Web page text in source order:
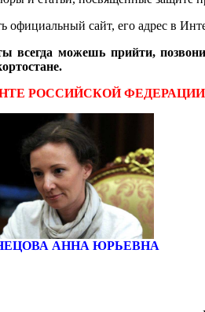
официальный сайт, его адрес в
можешь прийти,
РОССИЙСКОЙ
АННА ЮРЬЕВНА